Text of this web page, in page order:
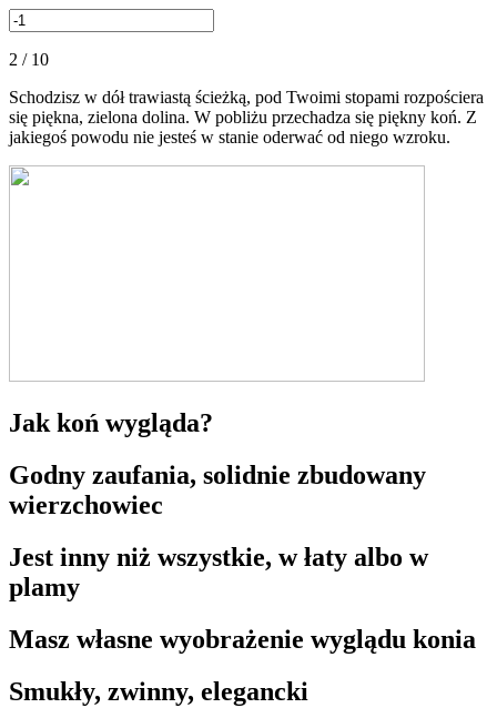
2 / 10
Schodzisz w dół trawiastą ścieżką, pod Twoimi stopami rozpościera
się piękna, zielona dolina. W pobliżu przechadza się piękny koń. Z
jakiegoś powodu nie jesteś w stanie oderwać od niego wzroku.
Jak koń wygląda?
Godny zaufania, solidnie zbudowany
wierzchowiec
Jest inny niż wszystkie, w łaty albo w
plamy
Masz własne wyobrażenie wyglądu konia
Smukły, zwinny, elegancki